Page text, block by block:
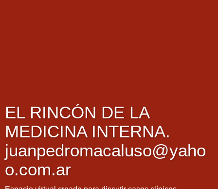
EL RINCÓN DE LA
MEDICINA INTERNA.
juanpedromacaluso@yaho
o.com.ar